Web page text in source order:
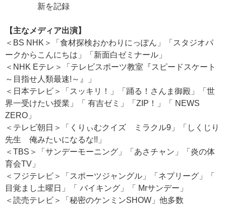
新を記録
【主なメディア出演】
＜BS NHK＞「食材探検おかわりにっぽん」「スタジオパ
ークからこんにちは」「新面白ゼミナール」
＜NHK Eテレ＞「テレビスポーツ教室『スピードスケート
～目指せ人類最速!～』」
＜日本テレビ＞「スッキリ！」「踊る！さんま御殿」「世
界一受けたい授業」「 有吉ゼミ」「ZIP！」「 NEWS
ZERO」
＜テレビ朝日＞「くりぃむクイズ ミラクル9」「しくじり
先生 俺みたいになるな!!」
＜TBS＞「サンデーモーニング」「あさチャン」「炎の体
育会TV」
＜フジテレビ＞「スポーツジャングル」「ネプリーグ」「
目覚まし土曜日」「 バイキング」「 Mrサンデー」
＜読売テレビ＞「秘密のケンミンSHOW」他多数